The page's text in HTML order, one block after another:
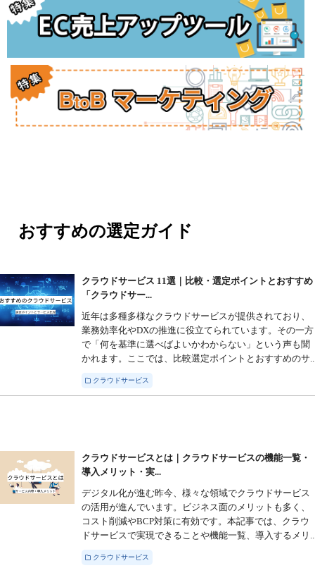
おすすめの選定ガイド
クラウドサービス 11選｜比較・選定ポイントとおすすめ
「クラウドサー...
近年は多種多様なクラウドサービスが提供されており、
業務効率化やDXの推進に役立てられています。その一方
で「何を基準に選べばよいかわからない」という声も聞
かれます。ここでは、比較選定ポイントとおすすめのサ
クラウドサービス
クラウドサービスとは｜クラウドサービスの機能一覧・
導入メリット・実...
デジタル化が進む昨今、様々な領域でクラウドサービス
の活用が進んでいます。ビジネス面のメリットも多く、
コスト削減やBCP対策に有効です。本記事では、クラウ
ドサービスで実現できることや機能一覧、導入するメリ
クラウドサービス